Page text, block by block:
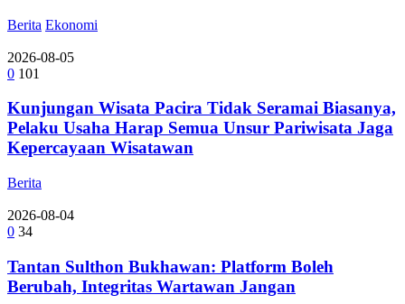
Berita Ekonomi
2026-08-05
0 101
Kunjungan Wisata Pacira Tidak Seramai Biasanya,
Pelaku Usaha Harap Semua Unsur Pariwisata Jaga
Kepercayaan Wisatawan
Berita
2026-08-04
0 34
Tantan Sulthon Bukhawan: Platform Boleh
Berubah, Integritas Wartawan Jangan